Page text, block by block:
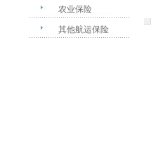
农业保险
其他航运保险